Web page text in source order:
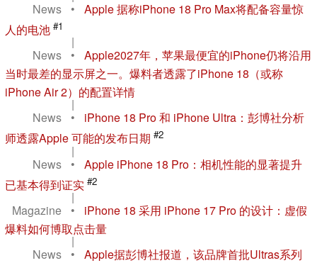
News
•
Apple 据称iPhone 18 Pro Max将配备容量惊
人的电池 #1
|
News
•
Apple2027年，苹果最便宜的iPhone仍将沿用
当时最差的显示屏之一。爆料者透露了iPhone 18（或称
iPhone Air 2）的配置详情
|
News
•
iPhone 18 Pro 和 iPhone Ultra：彭博社分析
师透露Apple 可能的发布日期 #2
|
News
•
Apple iPhone 18 Pro：相机性能的显著提升
已基本得到证实 #2
|
Magazine
•
iPhone 18 采用 iPhone 17 Pro 的设计：虚假
爆料如何博取点击量
|
News
•
Apple据彭博社报道，该品牌首批Ultras系列